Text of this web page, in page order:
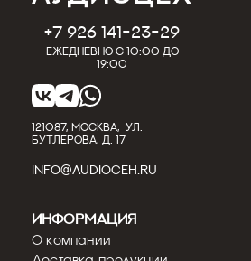
+7 926 141-23-29
Ежедневно с 10:00 до
19:00
121087, МОСКВА, УЛ.
БУТЛЕРОВА, Д. 17
INFO@AUDIOCEH.RU
Информация
О компании